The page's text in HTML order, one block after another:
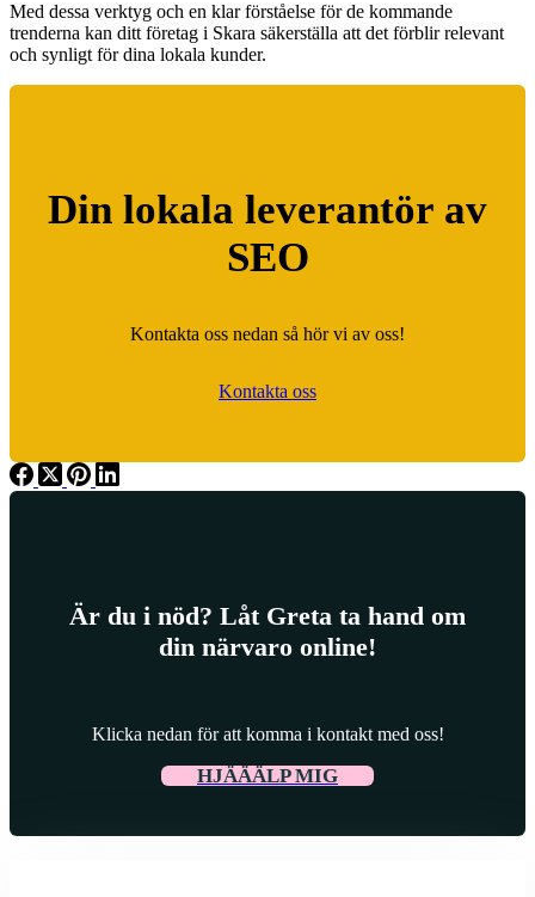
Med dessa verktyg och en klar förståelse för de kommande
trenderna kan ditt företag i Skara säkerställa att det förblir relevant
och synligt för dina lokala kunder.
Din lokala leverantör av
SEO
Kontakta oss nedan så hör vi av oss!
Kontakta oss
Är du i nöd? Låt Greta ta hand om
din närvaro online!
Klicka nedan för att komma i kontakt med oss!
HJÄÄÄLP MIG